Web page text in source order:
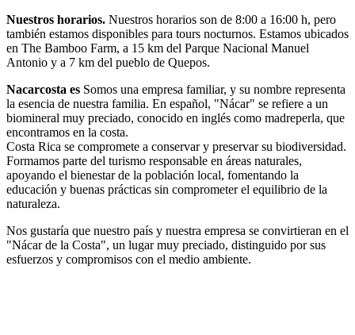
Nuestros horarios. Nuestros horarios son de 8:00 a 16:00 h, pero
también estamos disponibles para tours nocturnos. Estamos ubicados
en The Bamboo Farm, a 15 km del Parque Nacional Manuel
Antonio y a 7 km del pueblo de Quepos.
Nacarcosta es Somos una empresa familiar, y su nombre representa
la esencia de nuestra familia. En español, "Nácar" se refiere a un
biomineral muy preciado, conocido en inglés como madreperla, que
encontramos en la costa.
Costa Rica se compromete a conservar y preservar su biodiversidad.
Formamos parte del turismo responsable en áreas naturales,
apoyando el bienestar de la población local, fomentando la
educación y buenas prácticas sin comprometer el equilibrio de la
naturaleza.
Nos gustaría que nuestro país y nuestra empresa se convirtieran en el
"Nácar de la Costa", un lugar muy preciado, distinguido por sus
esfuerzos y compromisos con el medio ambiente.